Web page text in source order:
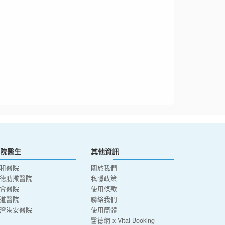
醫生
醫院
肋撒醫院
醫院
醫院
港安醫院
其他資訊
關於我們
私隱政策
使用條款
聯絡我們
使用簡體
醫德網 x Vital Booking